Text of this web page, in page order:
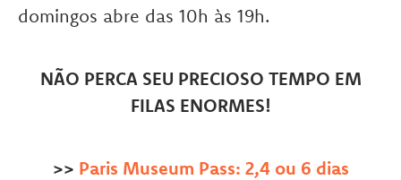
domingos abre das 10h às 19h.
NÃO PERCA SEU PRECIOSO TEMPO EM
FILAS ENORMES!
>> Paris Museum Pass: 2,4 ou 6 dias